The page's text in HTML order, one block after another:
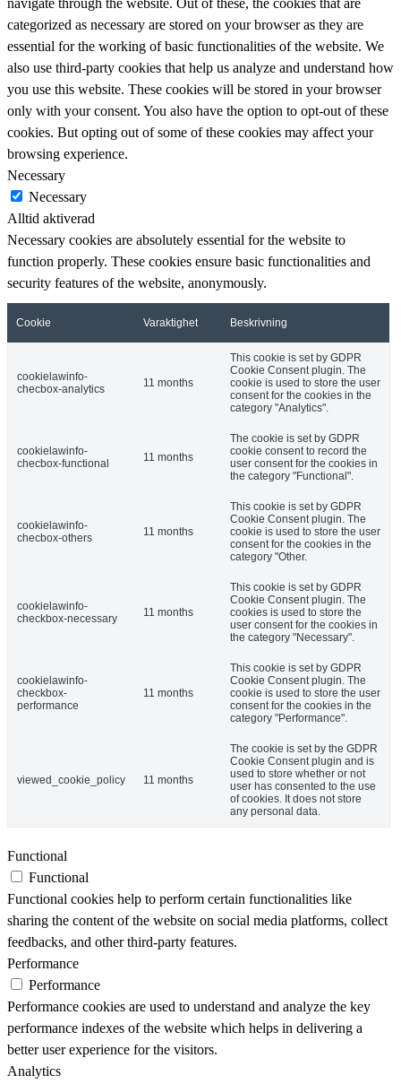
navigate through the website. Out of these, the cookies that are
categorized as necessary are stored on your browser as they are
essential for the working of basic functionalities of the website. We
also use third-party cookies that help us analyze and understand how
you use this website. These cookies will be stored in your browser
only with your consent. You also have the option to opt-out of these
cookies. But opting out of some of these cookies may affect your
browsing experience.
Necessary
Necessary
Alltid aktiverad
Necessary cookies are absolutely essential for the website to
function properly. These cookies ensure basic functionalities and
security features of the website, anonymously.
Cookie Varaktighet Beskrivning
cookielawinfo-
checbox-analytics
11 months
This cookie is set by GDPR
Cookie Consent plugin. The
cookie is used to store the user
consent for the cookies in the
category "Analytics".
cookielawinfo-
checbox-functional
11 months
The cookie is set by GDPR
cookie consent to record the
user consent for the cookies in
the category "Functional".
cookielawinfo-
checbox-others
11 months
This cookie is set by GDPR
Cookie Consent plugin. The
cookie is used to store the user
consent for the cookies in the
category "Other.
cookielawinfo-
checkbox-necessary
11 months
This cookie is set by GDPR
Cookie Consent plugin. The
cookies is used to store the
user consent for the cookies in
the category "Necessary".
cookielawinfo-
checkbox-
performance
11 months
This cookie is set by GDPR
Cookie Consent plugin. The
cookie is used to store the user
consent for the cookies in the
category "Performance".
viewed_cookie_policy 11 months
The cookie is set by the GDPR
Cookie Consent plugin and is
used to store whether or not
user has consented to the use
of cookies. It does not store
any personal data.
Functional
Functional
Functional cookies help to perform certain functionalities like
sharing the content of the website on social media platforms, collect
feedbacks, and other third-party features.
Performance
Performance
Performance cookies are used to understand and analyze the key
performance indexes of the website which helps in delivering a
better user experience for the visitors.
Analytics